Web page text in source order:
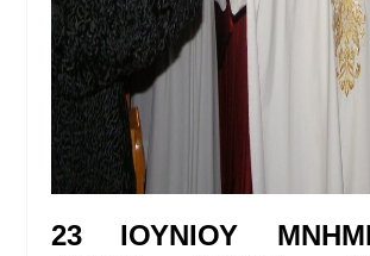
23 ΙΟΥΝΙΟΥ